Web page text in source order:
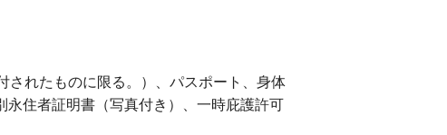
されたものに限る。）、パスポート、身体
住者証明書（写真付き）、一時庇護許可